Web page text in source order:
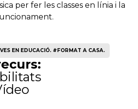
per fer les classes en línia i la
EN EDUCACIÓ. #FORMAT A CASA.